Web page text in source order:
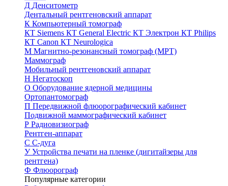
Д Денситометр
Дентальный рентгеновский аппарат
К Компьютерный томограф
КТ Siemens КТ General Electric КТ Электрон КТ Philips
КТ Canon КТ Neurologica
М Магнитно-резонансный томограф (МРТ)
Маммограф
Мобильный рентгеновский аппарат
Н Негатоскоп
О Оборудование ядерной медицины
Ортопантомограф
П Передвижной флюорографический кабинет
Подвижной маммографический кабинет
Р Радиовизиограф
Рентген-аппарат
С С-дуга
УУстройства печати на пленке (дигитайзеры для
рентгена)
Ф Флюорограф
Популярные категории